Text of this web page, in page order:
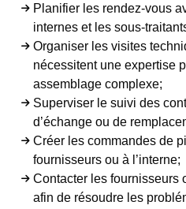
Planifier les rendez-vous
internes et les sous-
Organiser les visites
nécessitent une expertise
assemblage complexe;
Superviser le suivi des
d’échange ou de
Créer les commandes de
fournisseurs ou à l’interne;
Contacter les fournisseurs
afin de résoudre les